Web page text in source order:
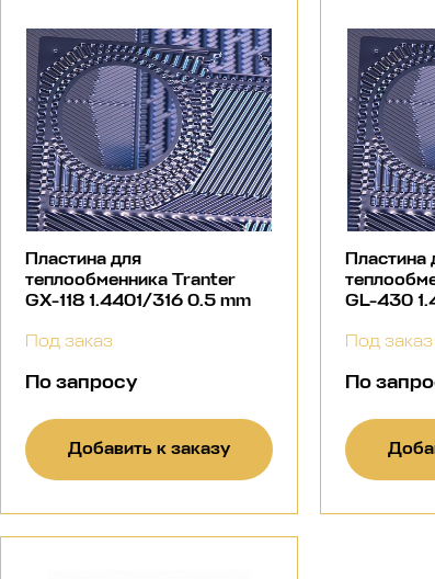
Пластина для
теплообменника Tranter
GX-118 1.4401/316 0.5 mm
Под заказ
По запросу
Добавить к заказу
Пластина
GL-430
Под заказ
По